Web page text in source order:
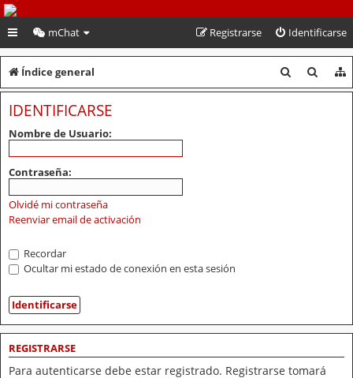
PeruVoley.com
mChat Identificarse
Registrarse
Índice general
u
u
IDENTIFICARSE
Nombre de Usuario:
Contraseña:
Olvidé mi contraseña
Reenviar email de activación
Recordar
Ocultar mi estado de conexión en esta sesión
REGISTRARSE
Para autenticarse debe estar registrado. Registrarse tomará